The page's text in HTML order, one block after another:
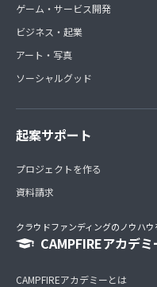
ゲーム・サービス開発
ビジネス・起業
アート・写真
ソーシャルグッド
起案サポート
プロジェクトを作る
資料請求
クラウドファンディングのノウハ
CAMPFIREアカデミ
CAMPFIREアカデミーとは